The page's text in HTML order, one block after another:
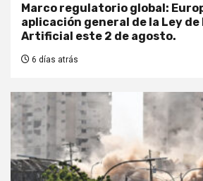
Marco regulatorio global:
aplicación general de la Ley
Artificial este 2 de agosto.
6 días atrás